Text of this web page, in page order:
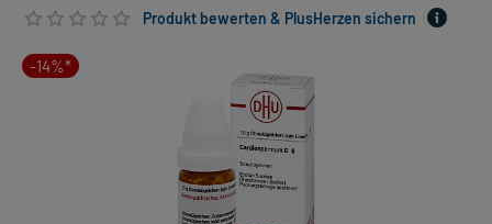
Produkt bewerten & PlusHerzen sichern
-14%*